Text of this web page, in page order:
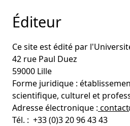
Éditeur
Ce site est édité par
42 rue Paul Duez
59000 Lille
Forme juridique :
scientifique, culturel et
Adresse électronique : contact
Tél. : +33 (0)3 20 96 43 43